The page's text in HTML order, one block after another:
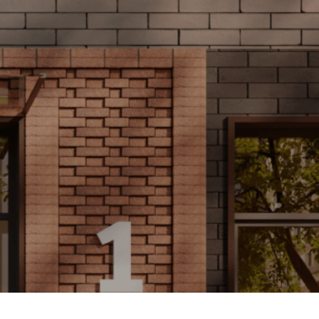
Все виды ипотек
Sardar Group имеет
гибкие условия оплаты